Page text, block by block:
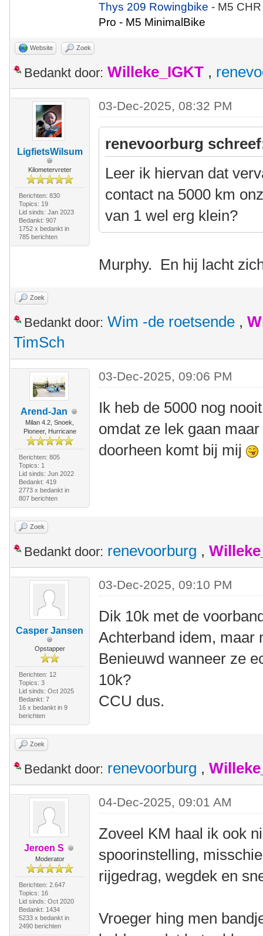
Thys 209 Rowingbike- M5
Pro - M5 MinimalBike
Website Zoek
Bedankt door: Willeke_IGKT ,
LigfietsWilsum
Kilometervreter
Berichten: 830
Topics: 19
Lid sinds: Jan 2023
Bedankt: 907
1752 x bedankt in
785 berichten
03-Dec-2025, 08:32 PM
renevoorburg
Leer ik hiervan dat
contact na 5000 km
van 1 wel erg klein?
Murphy. En hij lacht
Zoek
Bedankt door: Wim -de roetsende ,
TimSch
Arend-Jan
Milan 4.2, Snoek,
Pioneer, Hurricane
Berichten: 805
Topics: 1
Lid sinds: Jun 2022
Bedankt: 419
2773 x bedankt in
807 berichten
03-Dec-2025, 09:06 PM
Ik heb de 5000 nog
omdat ze lek gaan
doorheen komt bij mij
Zoek
Bedankt door: renevoorburg ,
Casper Jansen
Opstapper
Berichten: 12
Topics: 3
Lid sinds: Oct 2025
Bedankt: 7
16 x bedankt in 9
berichten
03-Dec-2025, 09:10 PM
Dik 10k met de
Achterband idem, maar
Benieuwd wanneer ze
10k?
CCU dus.
Zoek
Bedankt door: renevoorburg ,
Jeroen S
Moderator
Berichten: 2.647
Topics: 16
Lid sinds: Oct 2020
Bedankt: 1434
5233 x bedankt in
2490 berichten
04-Dec-2025, 09:01 AM
Zoveel KM haal ik ook
spoorinstelling,
rijgedrag, wegdek en
Vroeger hing men